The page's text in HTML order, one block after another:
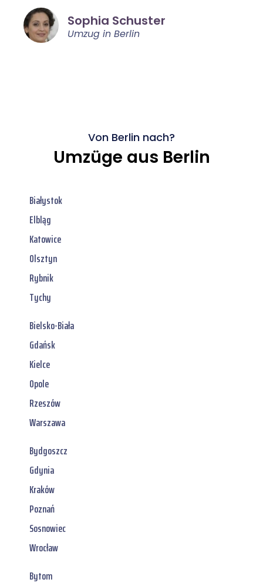
Sophia Schuster
Umzug in Berlin
Von Berlin nach?
Umzüge aus Berlin
Białystok
Elbląg
Katowice
Olsztyn
Rybnik
Tychy
Bielsko-Biała
Gdańsk
Kielce
Opole
Rzeszów
Warszawa
Bydgoszcz
Gdynia
Kraków
Poznań
Sosnowiec
Wrocław
Bytom